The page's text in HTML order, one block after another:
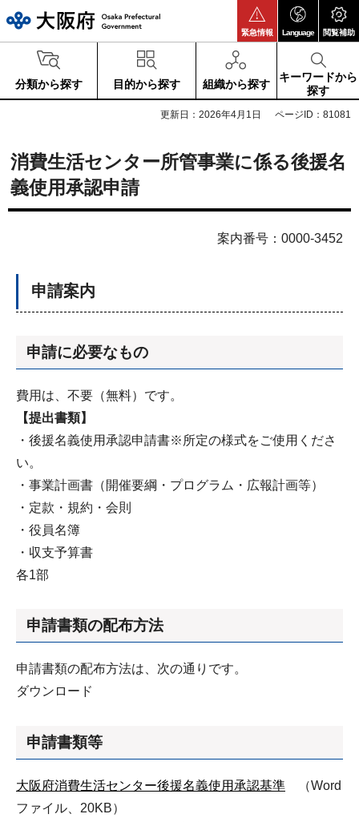
緊急情報 Language 閲覧補助
分類から探す 目的から探す 組織から探す
キーワードから
探す
更新日：2026年4月1日 ページID：81081
消費生活センター所管事業に係る後援名
義使用承認申請
案内番号：0000-3452
申請案内
申請に必要なもの
費用は、不要（無料）です。
【提出書類】
・後援名義使用承認申請書※所定の様式をご使用くださ
い。
・事業計画書（開催要綱・プログラム・広報計画等）
・定款・規約・会則
・役員名簿
・収支予算書
各1部
申請書類の配布方法
申請書類の配布方法は、次の通りです。
ダウンロード
申請書類等
大阪府消費生活センター後援名義使用承認基準 （Word
ファイル、20KB）